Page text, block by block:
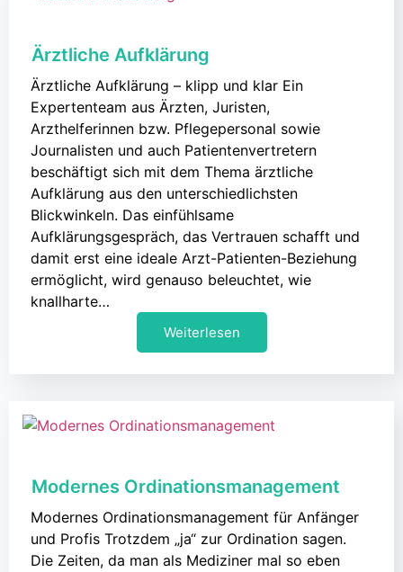
Ärztliche Aufklärung
Ärztliche Aufklärung – klipp und klar Ein
Expertenteam aus Ärzten, Juristen,
Arzthelferinnen bzw. Pflegepersonal sowie
Journalisten und auch Patientenvertretern
beschäftigt sich mit dem Thema ärztliche
Aufklärung aus den unterschiedlichsten
Blickwinkeln. Das einfühlsame
Aufklärungsgespräch, das Vertrauen schafft und
damit erst eine ideale Arzt-Patienten-Beziehung
ermöglicht, wird genauso beleuchtet, wie
knallharte…
Weiterlesen
Modernes Ordinationsmanagement
Modernes Ordinationsmanagement für Anfänger
und Profis Trotzdem „ja“ zur Ordination sagen.
Die Zeiten, da man als Mediziner mal so eben